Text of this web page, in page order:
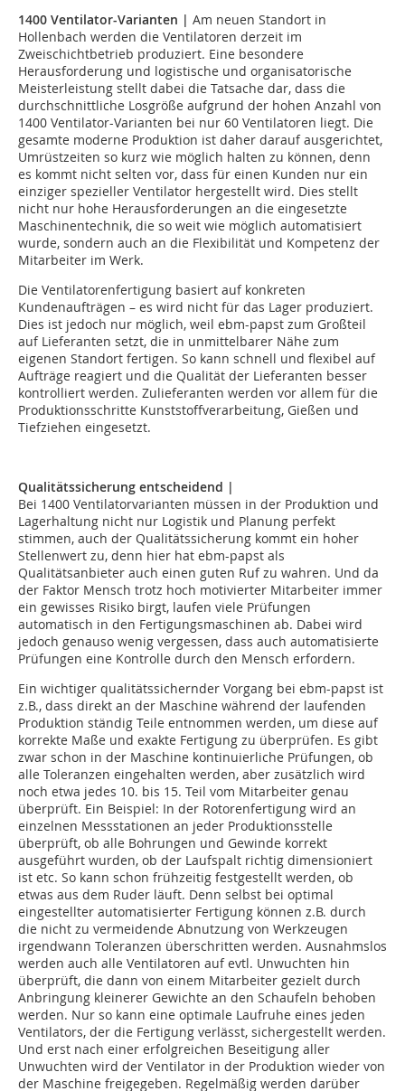
1400 Ventilator-Varianten | Am neuen Standort in
Hollenbach werden die Ventilatoren derzeit im
Zweischichtbetrieb produziert. Eine besondere
Herausforderung und logistische und organisatorische
Meisterleistung stellt dabei die Tatsache dar, dass die
durchschnittliche Losgröße aufgrund der hohen Anzahl von
1400 Ventilator-Varianten bei nur 60 Ventilatoren liegt. Die
gesamte moderne Produktion ist daher darauf ausgerichtet,
Umrüstzeiten so kurz wie möglich halten zu können, denn
es kommt nicht selten vor, dass für einen Kunden nur ein
einziger spezieller Ventilator hergestellt wird. Dies stellt
nicht nur hohe Herausforderungen an die eingesetzte
Maschinentechnik, die so weit wie möglich automatisiert
wurde, sondern auch an die Flexibilität und Kompetenz der
Mitarbeiter im Werk.
Die Ventilatorenfertigung basiert auf konkreten
Kundenaufträgen – es wird nicht für das Lager produziert.
Dies ist jedoch nur möglich, weil ebm-papst zum Großteil
auf Lieferanten setzt, die in unmittelbarer Nähe zum
eigenen Standort fertigen. So kann schnell und flexibel auf
Aufträge reagiert und die Qualität der Lieferanten besser
kontrolliert werden. Zulieferanten werden vor allem für die
Produktionsschritte Kunststoffverarbeitung, Gießen und
Tiefziehen eingesetzt.
Qualitätssicherung entscheidend |
Bei 1400 Ventilatorvarianten müssen in der Produktion und
Lagerhaltung nicht nur Logistik und Planung perfekt
stimmen, auch der Qualitätssicherung kommt ein hoher
Stellenwert zu, denn hier hat ebm-papst als
Qualitätsanbieter auch einen guten Ruf zu wahren. Und da
der Faktor Mensch trotz hoch motivierter Mitarbeiter immer
ein gewisses Risiko birgt, laufen viele Prüfungen
automatisch in den Fertigungsmaschinen ab. Dabei wird
jedoch genauso wenig vergessen, dass auch automatisierte
Prüfungen eine Kontrolle durch den Mensch erfordern.
Ein wichtiger qualitätssichernder Vorgang bei ebm-papst ist
z.B., dass direkt an der Maschine während der laufenden
Produktion ständig Teile entnommen werden, um diese auf
korrekte Maße und exakte Fertigung zu überprüfen. Es gibt
zwar schon in der Maschine kontinuierliche Prüfungen, ob
alle Toleranzen eingehalten werden, aber zusätzlich wird
noch etwa jedes 10. bis 15. Teil vom Mitarbeiter genau
überprüft. Ein Beispiel: In der Rotorenfertigung wird an
einzelnen Messstationen an jeder Produktionsstelle
überprüft, ob alle Bohrungen und Gewinde korrekt
ausgeführt wurden, ob der Laufspalt richtig dimensioniert
ist etc. So kann schon frühzeitig festgestellt werden, ob
etwas aus dem Ruder läuft. Denn selbst bei optimal
eingestellter automatisierter Fertigung können z.B. durch
die nicht zu vermeidende Abnutzung von Werkzeugen
irgendwann Toleranzen überschritten werden. Ausnahmslos
werden auch alle Ventilatoren auf evtl. Unwuchten hin
überprüft, die dann von einem Mitarbeiter gezielt durch
Anbringung kleinerer Gewichte an den Schaufeln behoben
werden. Nur so kann eine optimale Laufruhe eines jeden
Ventilators, der die Fertigung verlässt, sichergestellt werden.
Und erst nach einer erfolgreichen Beseitigung aller
Unwuchten wird der Ventilator in der Produktion wieder von
der Maschine freigegeben. Regelmäßig werden darüber